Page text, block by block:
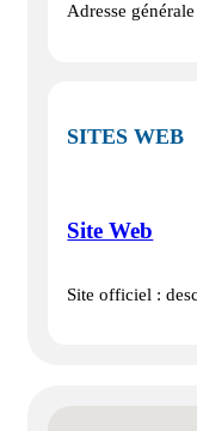
Adresse
SITES WEB
Site Web
Site officiel :